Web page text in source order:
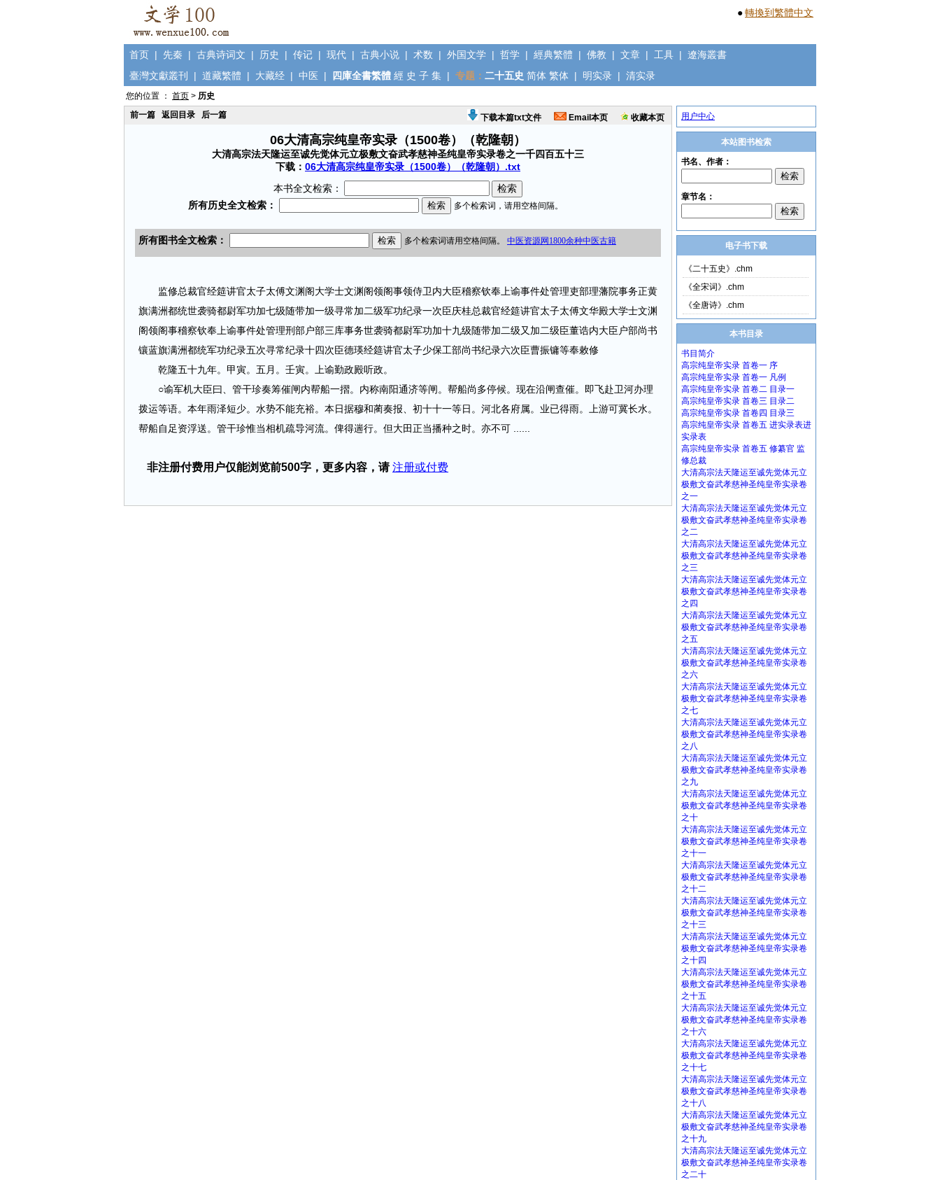
●轉換到繁體中文
首页 | 先秦 | 古典诗词文 | 历史 | 传记 | 现代 | 古典小说 | 术数 | 外国文学 | 哲学 | 經典繁體 | 佛教 | 文章 | 工具 | 遼海叢書
臺灣文獻叢刊
| 道藏繁體 | 大藏经 | 中医 | 四庫全書繁體 經 史 子 集 | 专题： 二十五史 简体 繁体 | 明实录 | 清实录
您的位置 ： 首页 > 历史
前一篇
返回目录 后一篇 下载本篇txt文件 Email本页 收藏本页
06大清高宗纯皇帝实录（1500卷）（乾隆朝）
大清高宗法天隆运至诚先觉体元立极敷文奋武孝慈神圣纯皇帝实录卷之一千四百五十三
下载： 06大清高宗纯皇帝实录（1500卷）（乾隆朝）.txt
本书全文检索：
监修总裁官经筵讲官太子太傅文渊阁大学士文渊阁领阁事领侍卫内大臣稽察钦奉上谕事件处管理吏部理藩院事务正黄
旗满洲都统世袭骑都尉军功加七级随带加一级寻常加二级军功纪录一次臣庆桂总裁官经筵讲官太子太傅文华殿大学士文渊
阁领阁事稽察钦奉上谕事件处管理刑部户部三库事务世袭骑都尉军功加十九级随带加二级又加二级臣董诰内大臣户部尚书
镶蓝旗满洲都统军功纪录五次寻常纪录十四次臣德瑛经筵讲官太子少保工部尚书纪录六次臣曹振镛等奉敕修
乾隆五十九年。甲寅。五月。壬寅。上谕勤政殿听政。
○谕军机大臣曰、管干珍奏筹催闸内帮船一摺。内称南阳通济等闸。帮船尚多停候。现在沿闸查催。即飞赴卫河办理
拨运等语。本年雨泽短少。水势不能充裕。本日据穆和蔺奏报、初十十一等日。河北各府属。业已得雨。上游可冀长水。
帮船自足资浮送。管干珍惟当相机疏导河流。俾得遄行。但大田正当播种之时。亦不可 ......
非注册付费用户仅能浏览前500字，更多内容，请 注册或付费
用户中心
本站图书检索
电子书下载
《二十五史》.chm
《全宋词》.chm
《全唐诗》.chm
本书目录
书目简介
高宗纯皇帝实录 首卷一 序
高宗纯皇帝实录 首卷一 凡例
高宗纯皇帝实录 首卷二 目录一
高宗纯皇帝实录 首卷三 目录二
高宗纯皇帝实录 首卷四 目录三
高宗纯皇帝实录 首卷五 进实录表进
实录表
高宗纯皇帝实录 首卷五 修纂官 监
修总裁
大清高宗法天隆运至诚先觉体元立
极敷文奋武孝慈神圣纯皇帝实录卷
之一
大清高宗法天隆运至诚先觉体元立
极敷文奋武孝慈神圣纯皇帝实录卷
之二
大清高宗法天隆运至诚先觉体元立
极敷文奋武孝慈神圣纯皇帝实录卷
之三
大清高宗法天隆运至诚先觉体元立
极敷文奋武孝慈神圣纯皇帝实录卷
之四
大清高宗法天隆运至诚先觉体元立
极敷文奋武孝慈神圣纯皇帝实录卷
之五
大清高宗法天隆运至诚先觉体元立
极敷文奋武孝慈神圣纯皇帝实录卷
之六
大清高宗法天隆运至诚先觉体元立
极敷文奋武孝慈神圣纯皇帝实录卷
之七
大清高宗法天隆运至诚先觉体元立
极敷文奋武孝慈神圣纯皇帝实录卷
之八
大清高宗法天隆运至诚先觉体元立
极敷文奋武孝慈神圣纯皇帝实录卷
之九
大清高宗法天隆运至诚先觉体元立
极敷文奋武孝慈神圣纯皇帝实录卷
之十
大清高宗法天隆运至诚先觉体元立
极敷文奋武孝慈神圣纯皇帝实录卷
之十一
大清高宗法天隆运至诚先觉体元立
极敷文奋武孝慈神圣纯皇帝实录卷
之十二
大清高宗法天隆运至诚先觉体元立
极敷文奋武孝慈神圣纯皇帝实录卷
之十三
大清高宗法天隆运至诚先觉体元立
极敷文奋武孝慈神圣纯皇帝实录卷
之十四
大清高宗法天隆运至诚先觉体元立
极敷文奋武孝慈神圣纯皇帝实录卷
之十五
大清高宗法天隆运至诚先觉体元立
极敷文奋武孝慈神圣纯皇帝实录卷
之十六
大清高宗法天隆运至诚先觉体元立
极敷文奋武孝慈神圣纯皇帝实录卷
之十七
大清高宗法天隆运至诚先觉体元立
极敷文奋武孝慈神圣纯皇帝实录卷
之十八
大清高宗法天隆运至诚先觉体元立
极敷文奋武孝慈神圣纯皇帝实录卷
之十九
大清高宗法天隆运至诚先觉体元立
极敷文奋武孝慈神圣纯皇帝实录卷
之二十